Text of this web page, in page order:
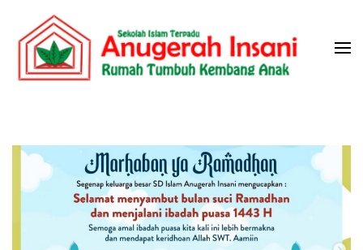
content
(Press